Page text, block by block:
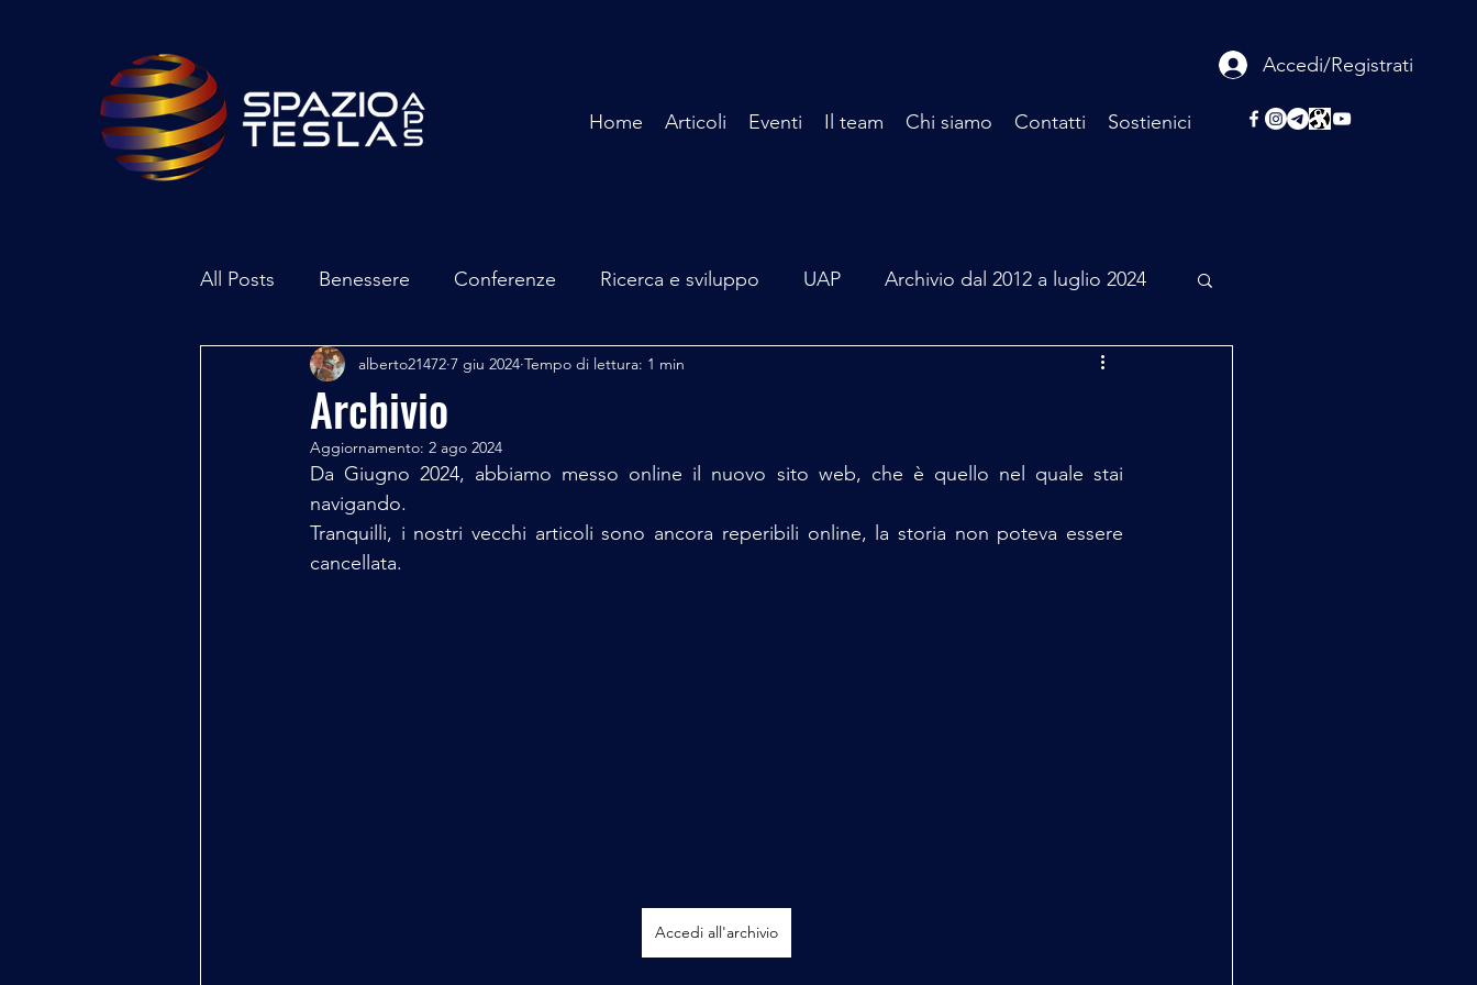
Accedi/Registrati
Home Articoli Eventi Il team Chi siamo Contatti Sostienici
All Posts Benessere Conferenze Ricerca e sviluppo UAP Archivio dal 2012 a luglio 2024
Ambiente Inchieste - Interviste Mare Mediterraneo
Archeoastronomia Attualità
Archivio
alberto21472 7 giu 2024 Tempo di lettura: 1 min
Aggiornamento: 2 ago 2024
Da Giugno 2024, abbiamo messo online il nuovo sito web, che è quello nel quale stai
navigando.
Tranquilli, i nostri vecchi articoli sono ancora reperibili online, la storia non poteva essere
cancellata.
Accedi all'archivio